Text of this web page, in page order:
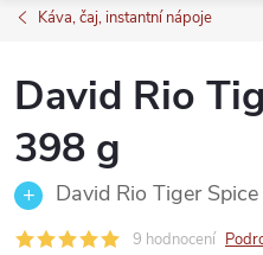
Káva, čaj, instantní nápoje
David Rio
398 g
David Rio Tiger
9 hodnocení